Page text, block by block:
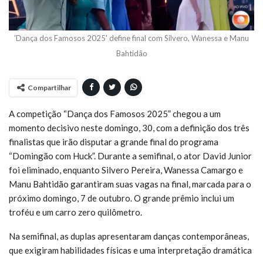
'Dança dos Famosos 2025' define final com Silvero, Wanessa e Manu
Bahtidão
Compartilhar
A competição “Dança dos Famosos 2025” chegou a um
momento decisivo neste domingo, 30, com a definição dos três
finalistas que irão disputar a grande final do programa
“Domingão com Huck”. Durante a semifinal, o ator David Junior
foi eliminado, enquanto Silvero Pereira, Wanessa Camargo e
Manu Bahtidão garantiram suas vagas na final, marcada para o
próximo domingo, 7 de outubro. O grande prêmio inclui um
troféu e um carro zero quilômetro.
Na semifinal, as duplas apresentaram danças contemporâneas,
que exigiram habilidades físicas e uma interpretação dramática